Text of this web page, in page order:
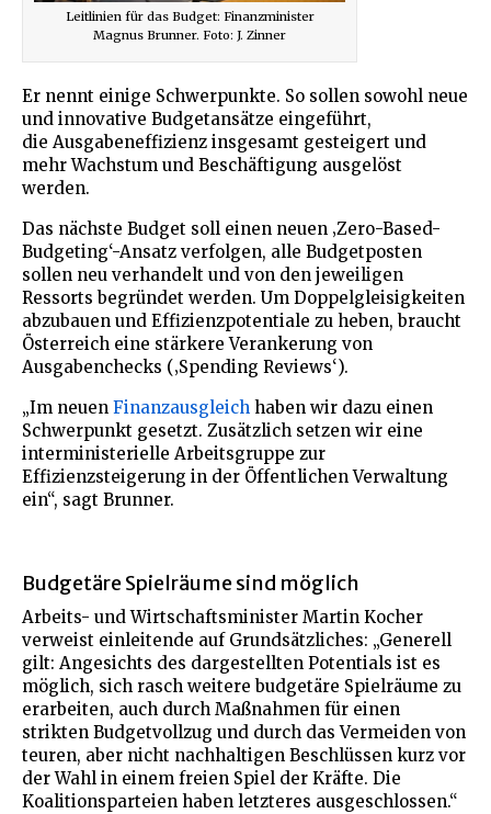
Leitlinien für das Budget: Finanzminister
Magnus Brunner. Foto: J. Zinner
Er nennt einige Schwerpunkte. So sollen sowohl neue
und innovative Budgetansätze eingeführt,
die Ausgabeneffizienz insgesamt gesteigert und
mehr Wachstum und Beschäftigung ausgelöst
werden.
Das nächste Budget soll einen neuen ‚Zero-Based-
Budgeting‘-Ansatz verfolgen, alle Budgetposten
sollen neu verhandelt und von den jeweiligen
Ressorts begründet werden. Um Doppelgleisigkeiten
abzubauen und Effizienzpotentiale zu heben, braucht
Österreich eine stärkere Verankerung von
Ausgabenchecks (‚Spending Reviews‘).
„Im neuen Finanzausgleich haben wir dazu einen
Schwerpunkt gesetzt. Zusätzlich setzen wir eine
interministerielle Arbeitsgruppe zur
Effizienzsteigerung in der Öffentlichen Verwaltung
ein“, sagt Brunner.
Budgetäre Spielräume sind möglich
Arbeits- und Wirtschaftsminister Martin Kocher
verweist einleitende auf Grundsätzliches: „Generell
gilt: Angesichts des dargestellten Potentials ist es
möglich, sich rasch weitere budgetäre Spielräume zu
erarbeiten, auch durch Maßnahmen für einen
strikten Budgetvollzug und durch das Vermeiden von
teuren, aber nicht nachhaltigen Beschlüssen kurz vor
der Wahl in einem freien Spiel der Kräfte. Die
Koalitionsparteien haben letzteres ausgeschlossen.“